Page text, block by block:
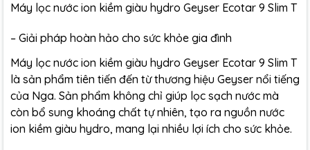
Máy lọc nước ion kiềm giàu hydro Geyser Ecotar 9 Slim T
– Giải pháp hoàn hảo cho sức khỏe gia đình
Máy lọc nước ion kiềm giàu hydro Geyser Ecotar 9 Slim T
là sản phẩm tiên tiến đến từ thương hiệu Geyser nổi tiếng
của Nga. Sản phẩm không chỉ giúp lọc sạch nước mà
còn bổ sung khoáng chất tự nhiên, tạo ra nguồn nước
ion kiềm giàu hydro, mang lại nhiều lợi ích cho sức khỏe.